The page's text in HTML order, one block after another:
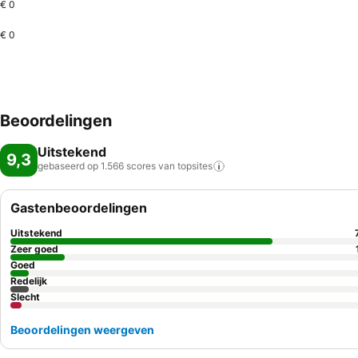
€ 0
€ 0
Beoordelingen
9,3 Uitstekend
gebaseerd op 1.566 scores van topsites
Gastenbeoordelingen
Uitstekend
Zeer goed
Goed
Redelijk
Slecht
Beoordelingen weergeven